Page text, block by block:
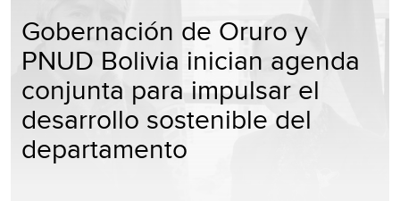
Gobernación de Oruro y
PNUD Bolivia inician agenda
conjunta para impulsar el
desarrollo sostenible del
departamento